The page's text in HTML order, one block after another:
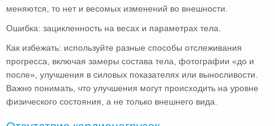
меняются, то нет и весомых изменений во внешности.
Ошибка: зацикленность на весах и параметрах тела.
Как избежать: используйте разные способы отслеживания
прогресса, включая замеры состава тела, фотографии «до и
после», улучшения в силовых показателях или выносливости.
Важно понимать, что улучшения могут происходить на уровне
физического состояния, а не только внешнего вида.